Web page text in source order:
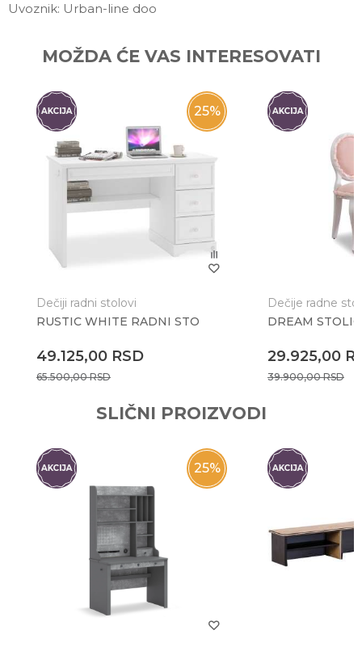
Uvoznik: Urban-line doo
Email
MOŽDA ĆE VAS INTERESOVATI
25%
Dečiji radni stolovi
RUSTIC WHITE RADNI STO
49.125,00 RSD
65.500,00RSD
Dečije radne
DREAM
29.925,00
39.900,00RSD
SLIČNI PROIZVODI
25%